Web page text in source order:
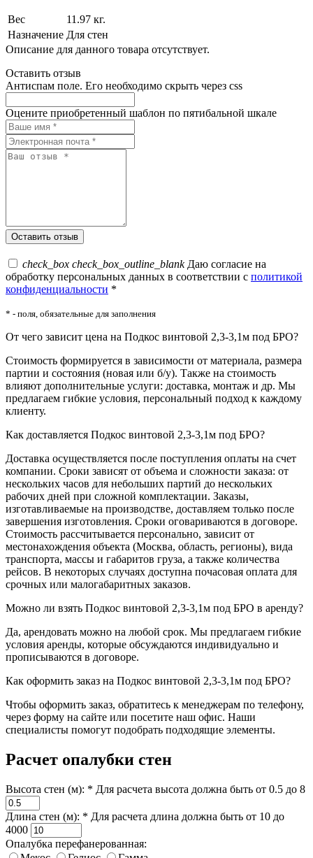
Вес
11.97 кг.
Назначение Для стен
Описание для данного товара отсутствует.
Оставить отзыв
Антиспам поле. Его необходимо скрыть через css
Оцените приобретенный шаблон по пятибальной шкале
check_box check_box_outline_blankДаю согласие на
обработку персональных данных в соответствии с политикой
конфиденциальности *
* - поля, обязательные для заполнения
От чего зависит цена на Подкос винтовой 2,3-3,1м под БРО?
Стоимость формируется в зависимости от материала, размера
партии и состояния (новая или б/у). Также на стоимость
влияют дополнительные услуги: доставка, монтаж и др. Мы
предлагаем гибкие условия, персональный подход к каждому
клиенту.
Как доставляется Подкос винтовой 2,3-3,1м под БРО?
Доставка осуществляется после поступления оплаты на счет
компании. Сроки зависят от объема и сложности заказа: от
нескольких часов для небольших партий до нескольких
рабочих дней при сложной комплектации. Заказы,
изготавливаемые на производстве, доставляем только после
завершения изготовления. Сроки оговариваются в договоре.
Стоимость рассчитывается персонально, зависит от
местонахождения объекта (Москва, область, регионы), вида
транспорта, массы и габаритов груза, а также количества
рейсов. В некоторых случаях доступна почасовая оплата для
срочных или малогабаритных заказов.
Можно ли взять Подкос винтовой 2,3-3,1м под БРО в аренду?
Да, арендовать можно на любой срок. Мы предлагаем гибкие
условия аренды, которые обсуждаются индивидуально и
прописываются в договоре.
Как оформить заказ на Подкос винтовой 2,3-3,1м под БРО?
Чтобы оформить заказ, обратитесь к менеджерам по телефону,
через форму на сайте или посетите наш офис. Наши
специалисты помогут подобрать подходящие элементы.
Расчет опалубки стен
Высота стен (м): * Для расчета высота должна быть от 0.5 до 8
Длина стен (м): * Для расчета длина должна быть от 10 до
4000
Опалубка перефанерованная: